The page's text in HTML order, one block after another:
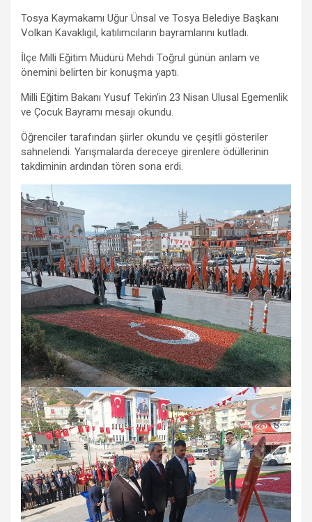
Tosya Kaymakamı Uğur Ünsal ve Tosya Belediye Başkanı
Volkan Kavaklıgil, katılımcıların bayramlarını kutladı.
İlçe Milli Eğitim Müdürü Mehdi Toğrul günün anlam ve
önemini belirten bir konuşma yaptı.
Milli Eğitim Bakanı Yusuf Tekin’in 23 Nisan Ulusal Egemenlik
ve Çocuk Bayramı mesajı okundu.
Öğrenciler tarafından şiirler okundu ve çeşitli gösteriler
sahnelendi. Yarışmalarda dereceye girenlere ödüllerinin
takdiminin ardından tören sona erdi.